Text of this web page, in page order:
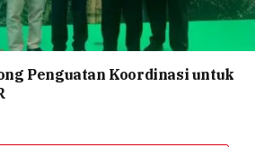
Penguatan Koordinasi untuk